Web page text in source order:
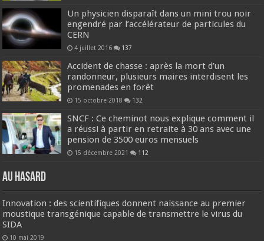
Un physicien disparaît dans un mini trou noir
engendré par l’accélérateur de particules du
CERN
4 juillet 2016 137
Accident de chasse : après la mort d’un
randonneur, plusieurs maires interdisent les
promenades en forêt
15 octobre 2018 132
SNCF : Ce cheminot nous explique comment il
a réussi à partir en retraite à 30 ans avec une
pension de 3500 euros mensuels
15 décembre 2021 112
Au hasard
Innovation : des scientifiques donnent naissance au premier
moustique transgénique capable de transmettre le virus du
SIDA
10 mai 2019